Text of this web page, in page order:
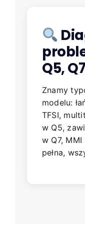
Q5, Q7
Znamy
modelu:
TFSI,
w Q5,
w Q7,
pełna,